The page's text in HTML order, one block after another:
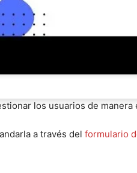
los usuarios de
a través del formulario